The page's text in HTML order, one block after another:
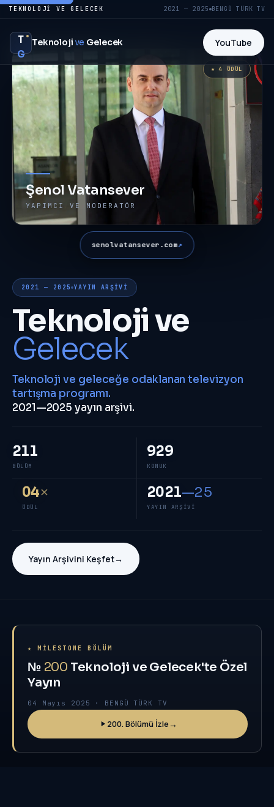
TEKNOLOJI VE GELECEK 2021 — 2025 BENGÜ TÜRK TV
T
G
Teknoloji ve Gelecek YouTube
4 ÖDÜL
Şenol Vatansever
YAPIMCI VE MODERATÖR
senolvatansever.com↗
2021 — 2025 YAYIN ARŞIVI
Teknoloji ve
Gelecek
Teknoloji ve geleceğe odaklanan televizyon
tartışma programı.
2021—2025 yayın arşivi.
211
BÖLÜM
929
KONUK
04×
ÖDÜL
2021—25
YAYIN ARŞIVI
Yayın Arşivini Keşfet→
★ MILESTONE BÖLÜM
№ 200 Teknoloji ve Gelecek'te Özel
Yayın
04 Mayıs 2025 · BENGÜ TÜRK TV
200. Bölümü İzle→